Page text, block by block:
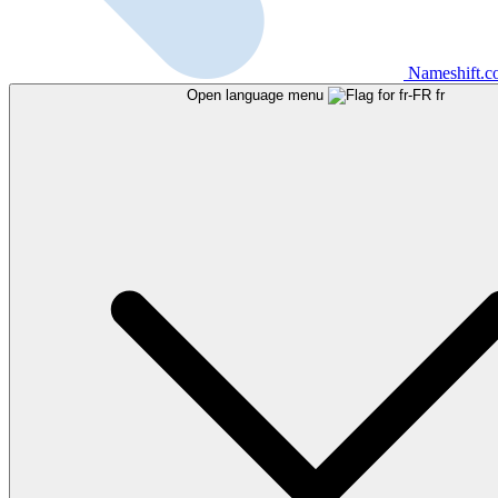
Open language menu fr